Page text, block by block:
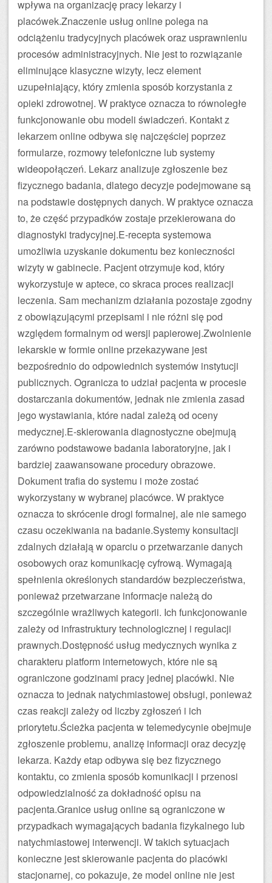
wpływa na organizację pracy lekarzy i
placówek.Znaczenie usług online polega na
odciążeniu tradycyjnych placówek oraz usprawnieniu
procesów administracyjnych. Nie jest to rozwiązanie
eliminujące klasyczne wizyty, lecz element
uzupełniający, który zmienia sposób korzystania z
opieki zdrowotnej. W praktyce oznacza to równoległe
funkcjonowanie obu modeli świadczeń. Kontakt z
lekarzem online odbywa się najczęściej poprzez
formularze, rozmowy telefoniczne lub systemy
wideopołączeń. Lekarz analizuje zgłoszenie bez
fizycznego badania, dlatego decyzje podejmowane są
na podstawie dostępnych danych. W praktyce oznacza
to, że część przypadków zostaje przekierowana do
diagnostyki tradycyjnej.E-recepta systemowa
umożliwia uzyskanie dokumentu bez konieczności
wizyty w gabinecie. Pacjent otrzymuje kod, który
wykorzystuje w aptece, co skraca proces realizacji
leczenia. Sam mechanizm działania pozostaje zgodny
z obowiązującymi przepisami i nie różni się pod
względem formalnym od wersji papierowej.Zwolnienie
lekarskie w formie online przekazywane jest
bezpośrednio do odpowiednich systemów instytucji
publicznych. Ogranicza to udział pacjenta w procesie
dostarczania dokumentów, jednak nie zmienia zasad
jego wystawiania, które nadal zależą od oceny
medycznej.E-skierowania diagnostyczne obejmują
zarówno podstawowe badania laboratoryjne, jak i
bardziej zaawansowane procedury obrazowe.
Dokument trafia do systemu i może zostać
wykorzystany w wybranej placówce. W praktyce
oznacza to skrócenie drogi formalnej, ale nie samego
czasu oczekiwania na badanie.Systemy konsultacji
zdalnych działają w oparciu o przetwarzanie danych
osobowych oraz komunikację cyfrową. Wymagają
spełnienia określonych standardów bezpieczeństwa,
ponieważ przetwarzane informacje należą do
szczególnie wrażliwych kategorii. Ich funkcjonowanie
zależy od infrastruktury technologicznej i regulacji
prawnych.Dostępność usług medycznych wynika z
charakteru platform internetowych, które nie są
ograniczone godzinami pracy jednej placówki. Nie
oznacza to jednak natychmiastowej obsługi, ponieważ
czas reakcji zależy od liczby zgłoszeń i ich
priorytetu.Ścieżka pacjenta w telemedycynie obejmuje
zgłoszenie problemu, analizę informacji oraz decyzję
lekarza. Każdy etap odbywa się bez fizycznego
kontaktu, co zmienia sposób komunikacji i przenosi
odpowiedzialność za dokładność opisu na
pacjenta.Granice usług online są ograniczone w
przypadkach wymagających badania fizykalnego lub
natychmiastowej interwencji. W takich sytuacjach
konieczne jest skierowanie pacjenta do placówki
stacjonarnej, co pokazuje, że model online nie jest